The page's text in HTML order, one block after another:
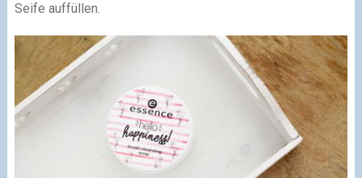
Seife auffüllen.